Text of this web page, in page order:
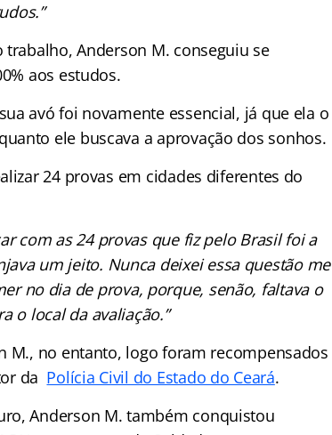
Anderson M. conseguiu se
aos estudos.
avó foi novamente essencial, já que ela o
ele buscava a aprovação dos sonhos.
24 provas em cidades diferentes do
com as 24 provas que fiz pelo Brasil foi a
um jeito. Nunca deixei essa questão me
no dia de prova, porque, senão, faltava o
o local da avaliação.”
M., no entanto, logo foram recompensados
da Polícia Civil do Estado do Ceará.
Anderson M. também conquistou